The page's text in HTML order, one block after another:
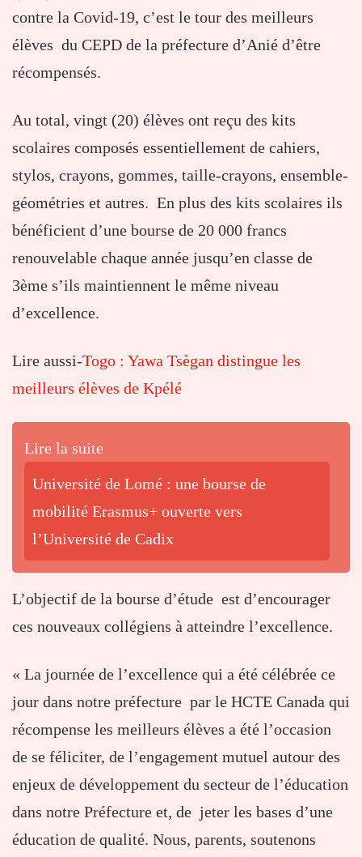
contre la Covid-19, c’est le tour des meilleurs
élèves du CEPD de la préfecture d’Anié d’être
récompensés.
Au total, vingt (20) élèves ont reçu des kits
scolaires composés essentiellement de cahiers,
stylos, crayons, gommes, taille-crayons, ensemble-
géométries et autres. En plus des kits scolaires ils
bénéficient d’une bourse de 20 000 francs
renouvelable chaque année jusqu’en classe de
3ème s’ils maintiennent le même niveau
d’excellence.
Lire aussi-Togo : Yawa Tsègan distingue les
meilleurs élèves de Kpélé
Lire la suite
Université de Lomé : une bourse de
mobilité Erasmus+ ouverte vers
l’Université de Cadix
L’objectif de la bourse d’étude est d’encourager
ces nouveaux collégiens à atteindre l’excellence.
« La journée de l’excellence qui a été célébrée ce
jour dans notre préfecture par le HCTE Canada qui
récompense les meilleurs élèves a été l’occasion
de se féliciter, de l’engagement mutuel autour des
enjeux de développement du secteur de l’éducation
dans notre Préfecture et, de jeter les bases d’une
éducation de qualité. Nous, parents, soutenons